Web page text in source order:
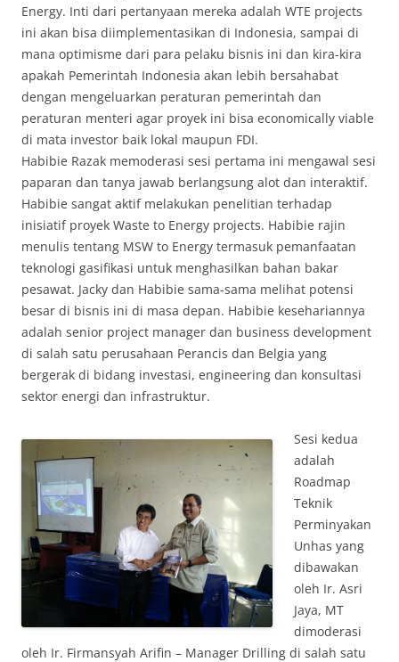
Energy. Inti dari pertanyaan mereka adalah WTE projects
ini akan bisa diimplementasikan di Indonesia, sampai di
mana optimisme dari para pelaku bisnis ini dan kira-kira
apakah Pemerintah Indonesia akan lebih bersahabat
dengan mengeluarkan peraturan pemerintah dan
peraturan menteri agar proyek ini bisa economically viable
di mata investor baik lokal maupun FDI.
Habibie Razak memoderasi sesi pertama ini mengawal sesi
paparan dan tanya jawab berlangsung alot dan interaktif.
Habibie sangat aktif melakukan penelitian terhadap
inisiatif proyek Waste to Energy projects. Habibie rajin
menulis tentang MSW to Energy termasuk pemanfaatan
teknologi gasifikasi untuk menghasilkan bahan bakar
pesawat. Jacky dan Habibie sama-sama melihat potensi
besar di bisnis ini di masa depan. Habibie kesehariannya
adalah senior project manager dan business development
di salah satu perusahaan Perancis dan Belgia yang
bergerak di bidang investasi, engineering dan konsultasi
sektor energi dan infrastruktur.
Sesi kedua
adalah
Roadmap
Teknik
Perminyakan
Unhas yang
dibawakan
oleh Ir. Asri
Jaya, MT
dimoderasi
oleh Ir. Firmansyah Arifin – Manager Drilling di salah satu